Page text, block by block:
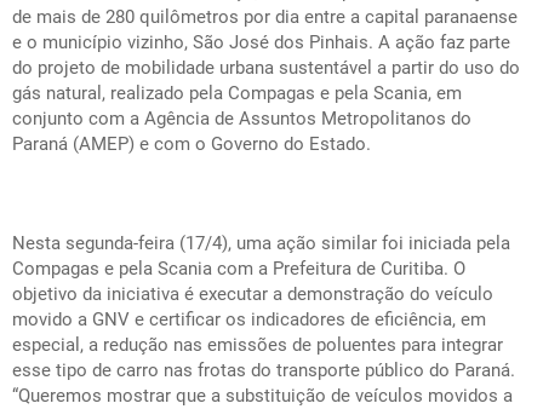
de mais de 280 quilômetros por dia entre a capital paranaense
e o município vizinho, São José dos Pinhais. A ação faz parte
do projeto de mobilidade urbana sustentável a partir do uso do
gás natural, realizado pela Compagas e pela Scania, em
conjunto com a Agência de Assuntos Metropolitanos do
Paraná (AMEP) e com o Governo do Estado.
Nesta segunda-feira (17/4), uma ação similar foi iniciada pela
Compagas e pela Scania com a Prefeitura de Curitiba. O
objetivo da iniciativa é executar a demonstração do veículo
movido a GNV e certificar os indicadores de eficiência, em
especial, a redução nas emissões de poluentes para integrar
esse tipo de carro nas frotas do transporte público do Paraná.
“Queremos mostrar que a substituição de veículos movidos a